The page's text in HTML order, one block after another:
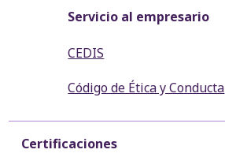
Servicio al empresario
CEDIS
Código de Ética y Conducta
Certificaciones